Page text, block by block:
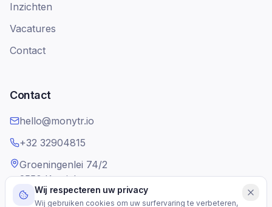
Inzichten
Vacatures
Contact
Contact
hello@monytr.io
+32 32904815
Groeningenlei 74/2
2550 Kontich
Belgium
Wij respecteren uw privacy
Wij gebruiken cookies om uw surfervaring te verbeteren,